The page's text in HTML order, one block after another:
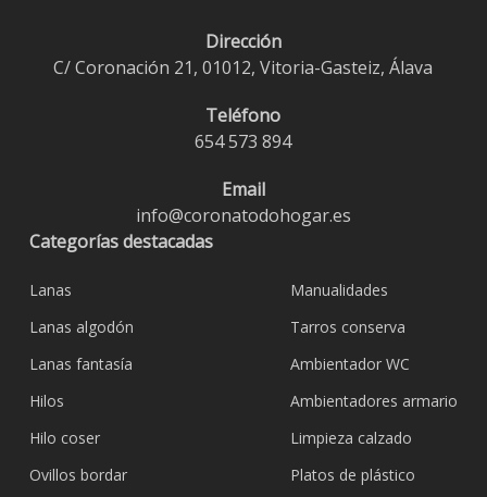
Dirección
C/ Coronación 21, 01012, Vitoria-Gasteiz, Álava
Teléfono
654 573 894
Email
info@coronatodohogar.es
Categorías destacadas
Lanas
Lanas algodón
Lanas fantasía
Hilos
Hilo coser
Ovillos bordar
Manualidades
Tarros conserva
Ambientador WC
Ambientadores armario
Limpieza calzado
Platos de plástico